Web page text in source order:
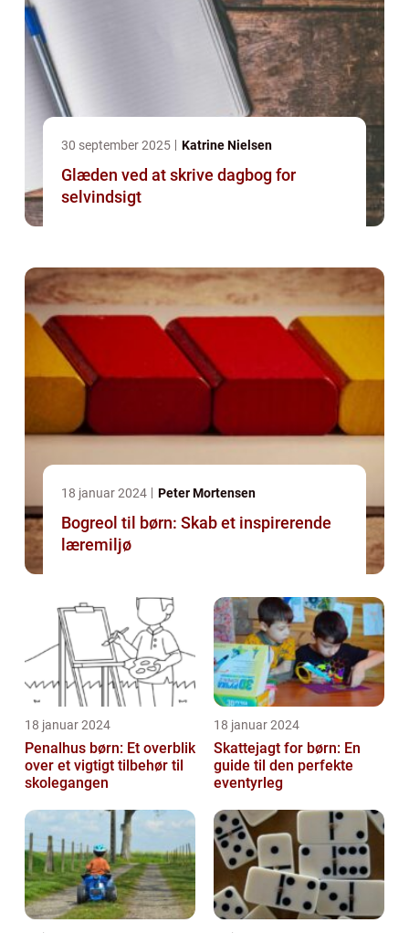
30 september 2025 Katrine Nielsen
Glæden ved at skrive dagbog for
selvindsigt
18 januar 2024 Peter Mortensen
Bogreol til børn: Skab et inspirerende
læremiljø
18 januar 2024
Penalhus børn: Et overblik
over et vigtigt tilbehør til
skolegangen
18 januar 2024
Skattejagt for børn: En
guide til den perfekte
eventyrleg